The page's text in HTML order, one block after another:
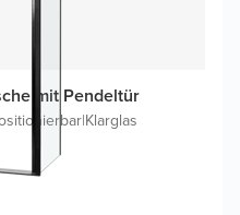
mit Pendeltür
|Klarglas